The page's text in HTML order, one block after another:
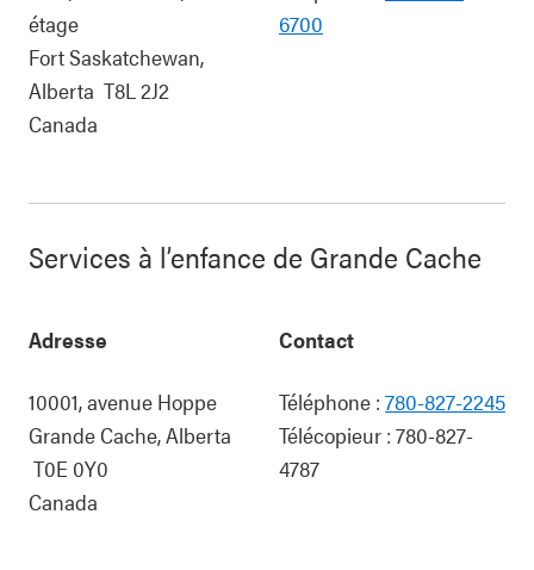
étage
Fort Saskatchewan,
Alberta T8L 2J2
Canada
6700
Services à l’enfance de Grande Cache
Adresse
10001, avenue Hoppe
Grande Cache,Alberta
T0E 0Y0
Canada
Contact
Téléphone : 780-827-2245
Télécopieur : 780-827-
4787